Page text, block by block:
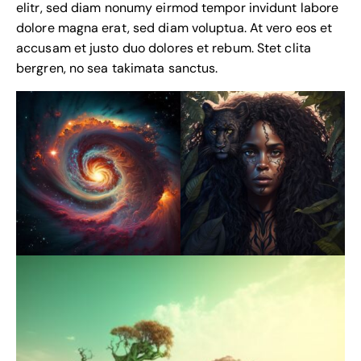
elitr, sed diam nonumy eirmod tempor invidunt labore
dolore magna erat, sed diam voluptua. At vero eos et
accusam et justo duo dolores et rebum. Stet clita
bergren, no sea takimata sanctus.